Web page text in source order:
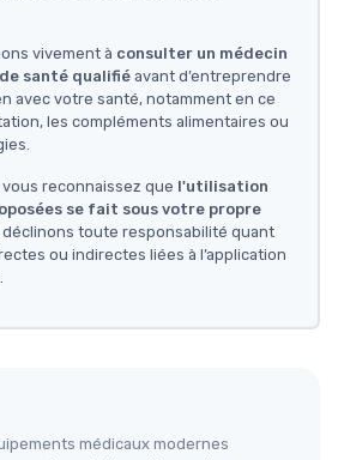
vivement à consulter un médecin
santé qualifié avant d’entreprendre
avec votre santé, notamment en ce
les compléments alimentaires ou
reconnaissez que l'utilisation
se fait sous votre propre
déclinons toute responsabilité quant
ou indirectes liées à l’application
médicaux modernes